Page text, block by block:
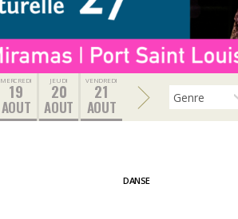
MERCREDI
19
AOUT
JEUDI
20
AOUT
VENDREDI
21
AOUT
DANSE